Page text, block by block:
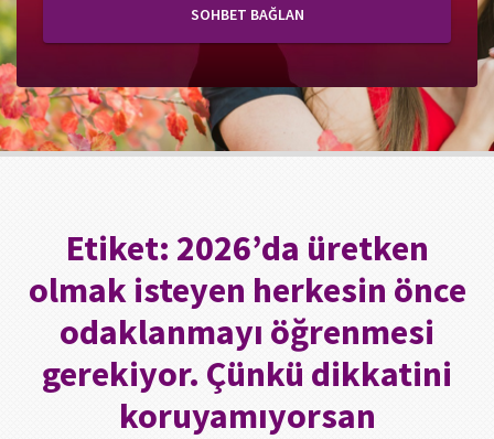
SOHBET BAĞLAN
Etiket: 2026’da üretken
olmak isteyen herkesin önce
odaklanmayı öğrenmesi
gerekiyor. Çünkü dikkatini
koruyamıyorsan